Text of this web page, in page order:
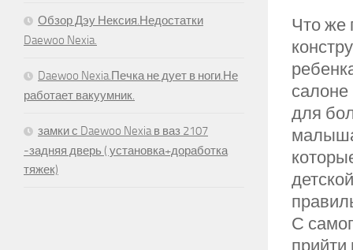
Что же
для
С
прийти
Обзор Дэу Нексия.Недостатки
Daewoo Nexia.
Daewoo Nexia.Печка не дует в ноги.Не
работает вакуумник.
замки с Daewoo Nexia в ваз 2107
-задняя дверь ( установка+доработка
тяжек)